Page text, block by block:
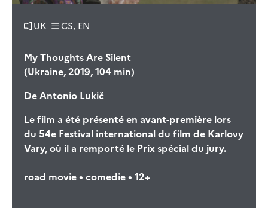
UK CS, EN
My Thoughts Are Silent
(Ukraine, 2019, 104 min)
DeAntonio Lukič
Le film a été présenté en avant-première lors
du 54e Festival international du film de Karlovy
Vary, où il a remporté le Prix spécial du jury.
road movie • comedie • 12+